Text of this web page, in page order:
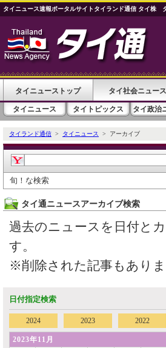
タイニュース速報ポータルサイトタイランド通信 タイ株
タイニューストップ タイ社会ニュース
タイニュース タイトピックス タイ政治
タイランド通信 > タイニュース > アーカイブ
旬！な検索
タイ通ニュースアーカイブ検索
過去のニュースを日付と
す。
※削除された記事もあり
日付指定検索
2024 2023 2022
2023年11月